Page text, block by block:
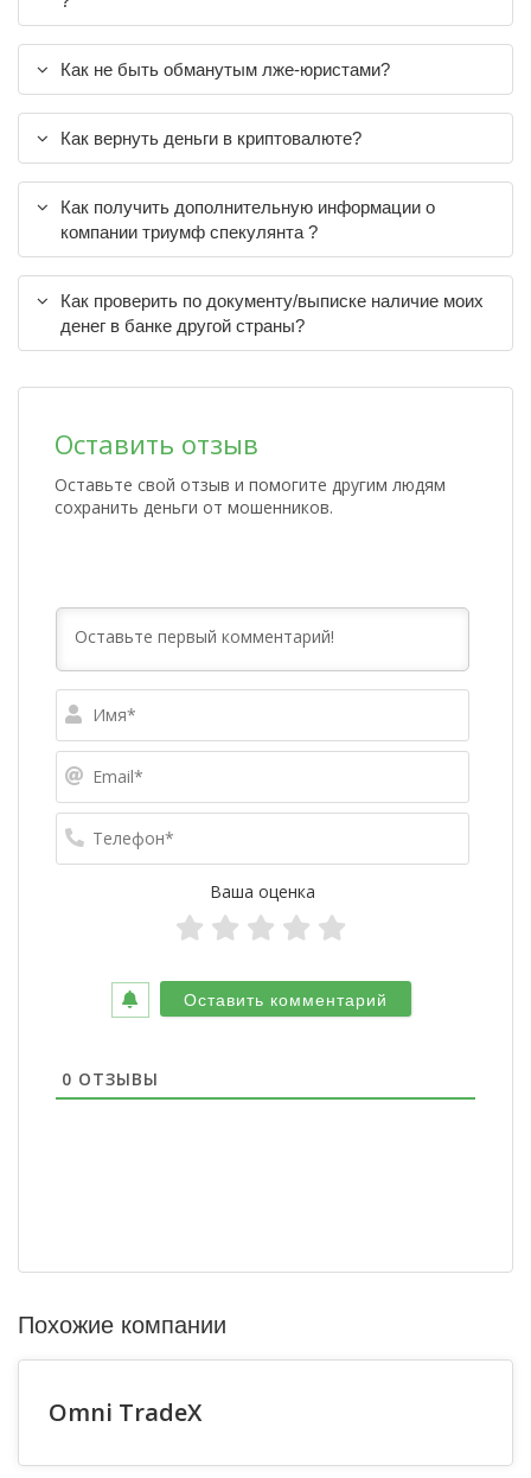
Как не быть обманутым лже-юристами?
Как вернуть деньги в криптовалюте?
Как получить дополнительную информации о
компании триумф спекулянта ?
Как проверить по документу/выписке наличие моих
денег в банке другой страны?
Оставить отзыв
Оставьте свой отзыв и помогите другим людям
сохранить деньги от мошенников.
Ваша оценка
0 ОТЗЫВЫ
Похожие компании
Omni TradeX